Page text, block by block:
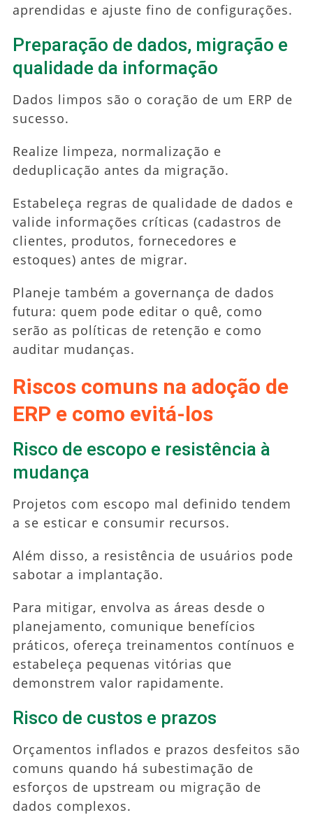
aprendidas e ajuste fino de configurações.
Preparação de dados, migração e
qualidade da informação
Dados limpos são o coração de um ERP de
sucesso.
Realize limpeza, normalização e
deduplicação antes da migração.
Estabeleça regras de qualidade de dados e
valide informações críticas (cadastros de
clientes, produtos, fornecedores e
estoques) antes de migrar.
Planeje também a governança de dados
futura: quem pode editar o quê, como
serão as políticas de retenção e como
auditar mudanças.
Riscos comuns na adoção de
ERP e como evitá-los
Risco de escopo e resistência à
mudança
Projetos com escopo mal definido tendem
a se esticar e consumir recursos.
Além disso, a resistência de usuários pode
sabotar a implantação.
Para mitigar, envolva as áreas desde o
planejamento, comunique benefícios
práticos, ofereça treinamentos contínuos e
estabeleça pequenas vitórias que
demonstrem valor rapidamente.
Risco de custos e prazos
Orçamentos inflados e prazos desfeitos são
comuns quando há subestimação de
esforços de upstream ou migração de
dados complexos.